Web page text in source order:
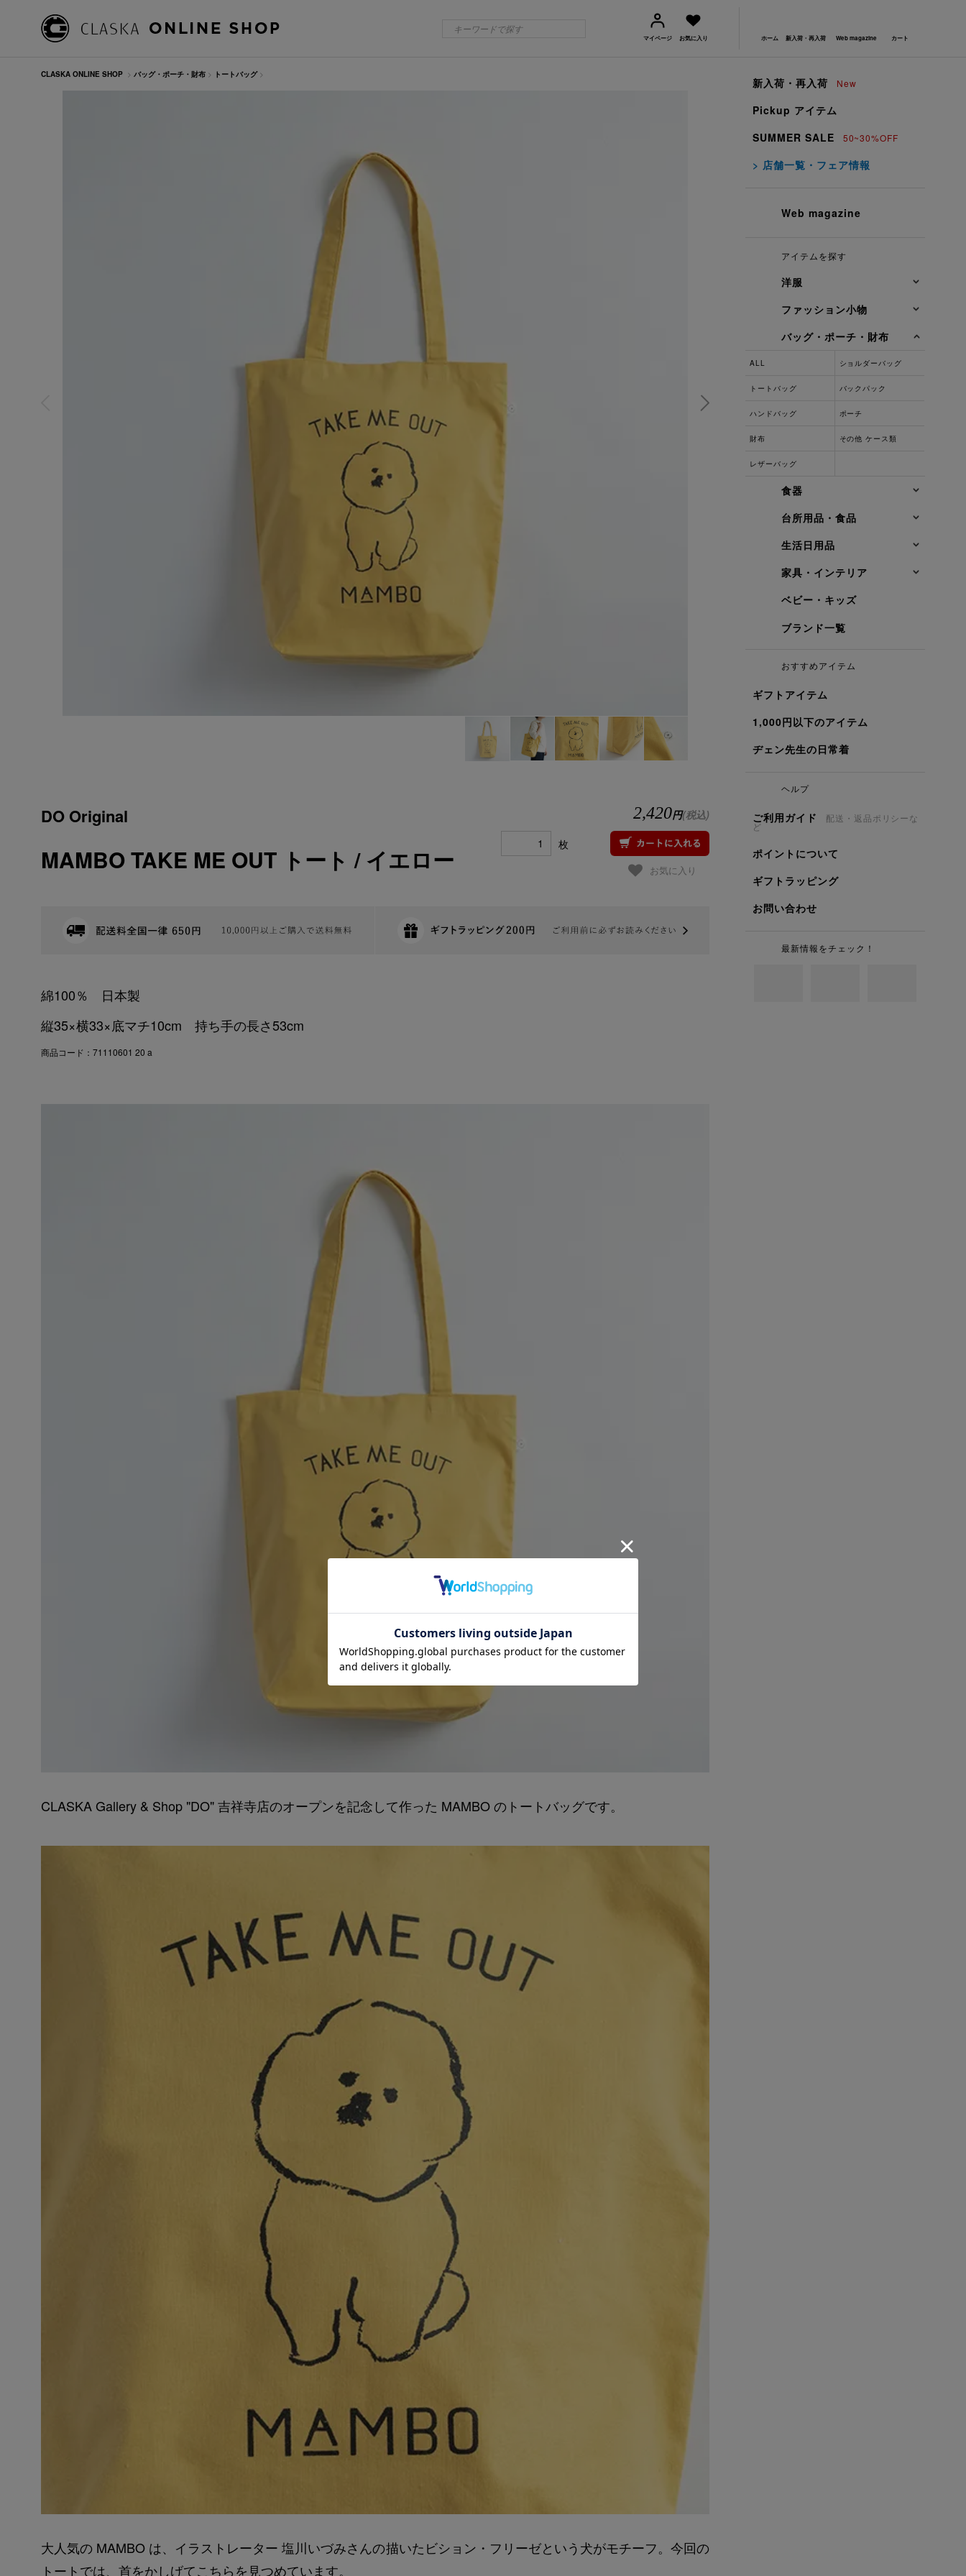
マイページ お気に入り ホーム 新入荷・再入荷 Web magazine カート
新入荷・再入荷 New
Pickup アイテム
SUMMER SALE
50~30%OFF
> 店舗一覧・フェア情報
Web magazine
アイテムを探す
洋服
ファッション小物
バッグ・ポーチ・財布
ALL ショルダーバッグ
トートバッグ バックパック
ハンドバッグ ポーチ
財布 その他 ケース類
レザーバッグ
食器
台所用品・食品
生活日用品
家具・インテリア
ベビー・キッズ
ブランド一覧
おすすめアイテム
ギフトアイテム
1,000円以下のアイテム
ヂェン先生の日常着
ヘルプ
ご利用ガイド 配送・返品ポリシーな
ど
ポイントについて
ギフトラッピング
お問い合わせ
最新情報をチェック！
CLASKA ONLINE SHOP > バッグ・ポーチ・財布 > トートバッグ>
DO Original
MAMBO TAKE ME OUT トート / イエロー
2,420円(税込)
枚
お気に入り
綿100％ 日本製
縦35×横33×底マチ10cm 持ち手の長さ53cm
商品コード：71110601 20 a
CLASKA Gallery & Shop "DO" 吉祥寺店のオープンを記念して作った MAMBO のトートバッグです。
大人気の MAMBO は、イラストレーター 塩川いづみさんの描いたビション・フリーゼという犬がモチーフ。今回の
トートでは、首をかしげてこちらを見つめています。